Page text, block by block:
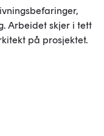
Arbeidet skjer i tett
på prosjektet.